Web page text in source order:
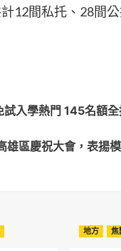
12間私托、28間
試入學熱門 145名額
雄區慶祝大會，表揚
地方 焦